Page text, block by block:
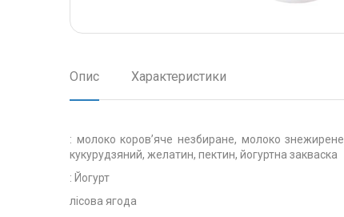
Опис Характеристики
: молоко коров’яче незбиране, молоко
кукурудзяний, желатин, пектин, йогуртна закваска
: Йогурт
лісова ягода